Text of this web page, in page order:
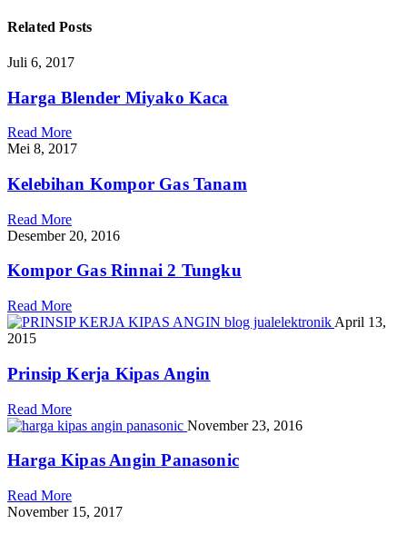
RelatedPosts
Juli 6, 2017
Harga Blender Miyako Kaca
Read More
Mei 8, 2017
Kelebihan Kompor Gas Tanam
Read More
Desember 20, 2016
Kompor Gas Rinnai 2 Tungku
Read More
April 13,
2015
Prinsip Kerja Kipas Angin
Read More
November 23, 2016
Harga Kipas Angin Panasonic
Read More
November 15, 2017